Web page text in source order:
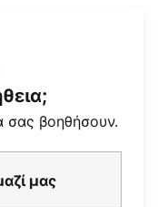
σας βοηθήσουν.
μας